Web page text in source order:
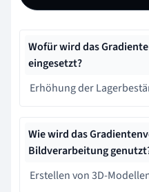
Wofür wird das
eingesetzt?
Erhöhung der
Wie wird das
Bildverarbeitung
Erstellen von 3D-